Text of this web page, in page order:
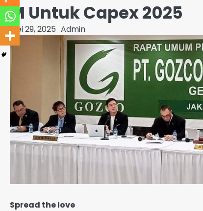
M Untuk Capex 2025
Mei 29, 2025 Admin
Spread the love